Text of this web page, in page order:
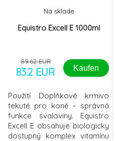
Equistro Excell E 1000ml
Na sklade
89.62 EUR
83.2 EUR Kaufen
Použití Doplňkové krmivo
tekuté pro koně – správná
funkce svaloviny. Equistro
Excell E obsahuje biologicky
dostupný komplex vitamínu